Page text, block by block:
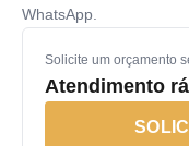
WhatsApp.
Solicite um orçamento
Atendimento